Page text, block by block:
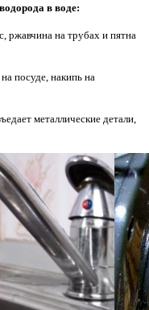
в воде:
ржавчина на трубах и пятна
посуде, накипь на
металлические детали,